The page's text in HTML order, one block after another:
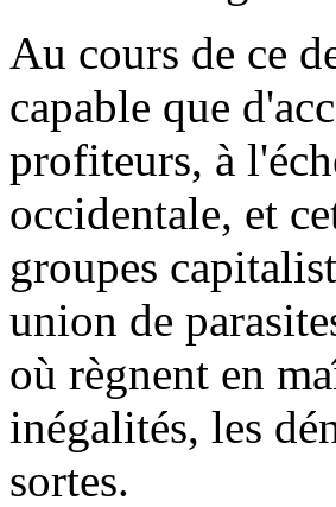
Au cours de ce
capable que
profiteurs, à
occidentale, et
groupes
union de
où règnent en
inégalités, les
sortes.